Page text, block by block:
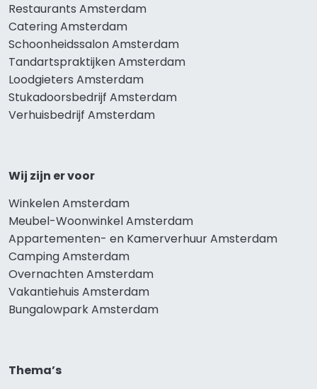
Restaurants Amsterdam
Catering Amsterdam
Schoonheidssalon Amsterdam
Tandartspraktijken Amsterdam
Loodgieters Amsterdam
Stukadoorsbedrijf Amsterdam
Verhuisbedrijf Amsterdam
Wij zijn er voor
Winkelen Amsterdam
Meubel-Woonwinkel Amsterdam
Appartementen- en Kamerverhuur Amsterdam
Camping Amsterdam
Overnachten Amsterdam
Vakantiehuis Amsterdam
Bungalowpark Amsterdam
Thema’s